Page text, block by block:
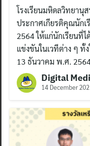
โรงเรียนมหิดลวิทยา
ประกาศเกียรติคุณนักเ
2564 ให้แก่นักเรียนที่ไ
แข่งขันในเวทีต่าง ๆ ทั้
13 ธันวาคม พ.ศ.
Digital
14 December